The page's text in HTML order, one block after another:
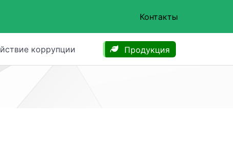
Контакты
коррупции Продукция